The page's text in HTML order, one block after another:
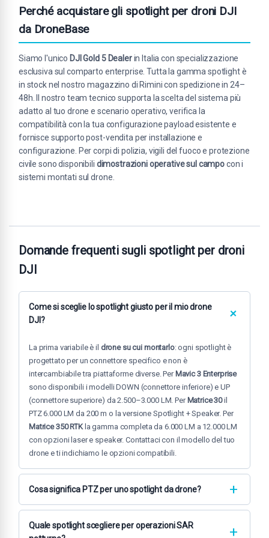
Perché acquistare gli spotlight per droni DJI
da DroneBase
Siamo l'unico DJI Gold 5 Dealerin Italia con specializzazione
esclusiva sul comparto enterprise. Tutta la gamma spotlight è
in stock nel nostro magazzino di Rimini con spedizione in 24–
48h. Il nostro team tecnico supporta la scelta del sistema più
adatto al tuo drone e scenario operativo, verifica la
compatibilità con la tua configurazione payload esistente e
fornisce supporto post-vendita per installazione e
configurazione. Per corpi di polizia, vigili del fuoco e protezione
civile sono disponibili dimostrazioni operative sul campocon i
sistemi montati sul drone.
Domande frequenti sugli spotlight per droni
DJI
Come si sceglie lo spotlight giusto per il mio drone
DJI?
La prima variabile è il drone su cui montarlo: ogni spotlight è
progettato per un connettore specifico e non è
intercambiabile tra piattaforme diverse. Per Mavic 3 Enterprise
sono disponibili i modelli DOWN (connettore inferiore) e UP
(connettore superiore) da 2.500–3.000 LM. Per Matrice 30il
PTZ 6.000 LM da 200 m o la versione Spotlight + Speaker. Per
Matrice 350 RTKla gamma completa da 6.000 LM a 12.000 LM
con opzioni laser e speaker. Contattaci con il modello del tuo
drone e ti indichiamo le opzioni compatibili.
Cosa significa PTZ per uno spotlight da drone?
PTZsta per Pan-Tilt-Zoom (panoramica-inclinazione-zoom).
Uno spotlight PTZ consente all'operatore a terra di
Quale spotlight scegliere per operazioni SAR